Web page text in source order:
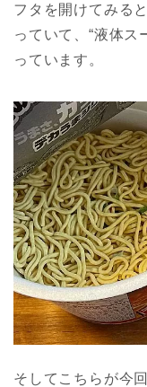
フタを開けてみる
っていて、“液体ス
っています。
そしてこちらが今